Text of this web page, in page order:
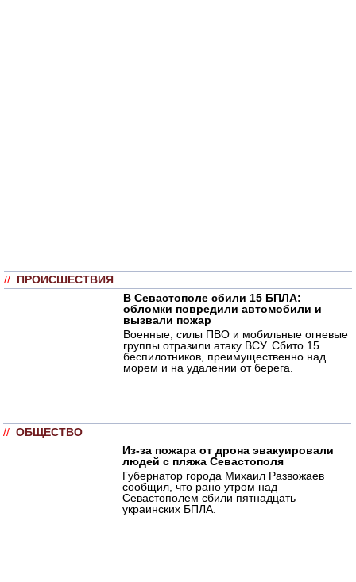
// ПРОИСШЕСТВИЯ
В Севастополе сбили 15 БПЛА:
обломки повредили автомобили и
вызвали пожар
Военные, силы ПВО и мобильные огневые
группы отразили атаку ВСУ. Сбито 15
беспилотников, преимущественно над
морем и на удалении от берега.
// ОБЩЕСТВО
Из-за пожара от дрона эвакуировали
людей с пляжа Севастополя
Губернатор города Михаил Развожаев
сообщил, что рано утром над
Севастополем сбили пятнадцать
украинских БПЛА.